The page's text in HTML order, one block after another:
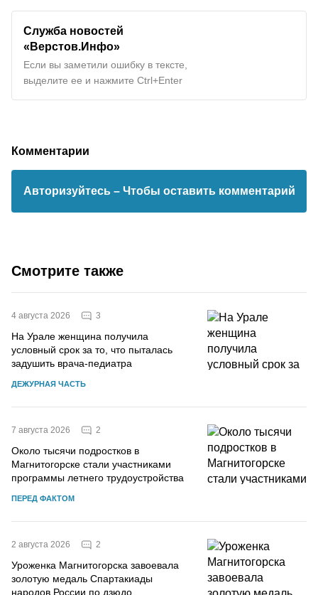
Служба новостей
«Верстов.Инфо»
Если вы заметили ошибку в тексте,
выделите ее и нажмите Ctrl+Enter
Комментарии
Авторизуйтесь – Чтобы оставить комментарий
Смотрите также
4 августа 2026 3
На Урале женщина получила
условный срок за то, что пыталась
задушить врача-педиатра
ДЕЖУРНАЯ ЧАСТЬ
7 августа 2026 2
Около тысячи подростков в
Магнитогорске стали участниками
программы летнего трудоустройства
ПЕРЕД ФАКТОМ
2 августа 2026 2
Уроженка Магнитогорска завоевала
золотую медаль Спартакиады
народов России по дзюдо